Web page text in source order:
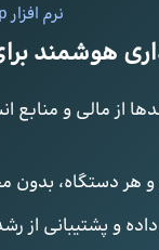
نرم افزار erp همکاران سیستم
هوشمند
از مالی و منابع
و هر دستگاه، بدون
و پشتیبانی از